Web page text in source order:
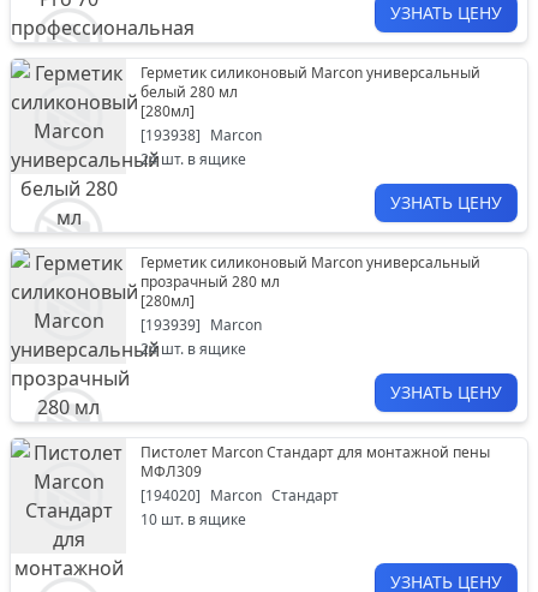
УЗНАТЬ ЦЕНУ
Герметик силиконовый Marcon универсальный
белый 280 мл
[280мл]
[193938] Marcon
24шт. в ящике
УЗНАТЬ ЦЕНУ
Герметик силиконовый Marcon универсальный
прозрачный 280 мл
[280мл]
[193939] Marcon
24шт. в ящике
УЗНАТЬ ЦЕНУ
Пистолет Marcon Стандарт для монтажной пены
МФЛ309
[194020] Marcon Стандарт
10 шт. в ящике
УЗНАТЬ ЦЕНУ